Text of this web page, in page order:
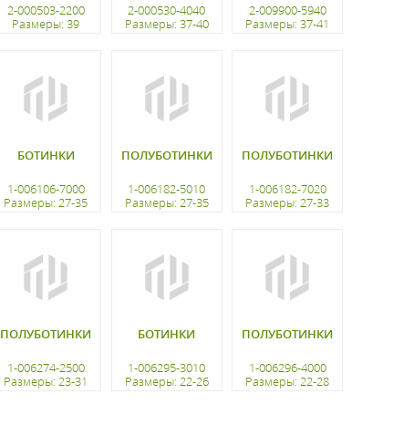
2-000503-2200
Размеры: 39
2-000530-4040
Размеры: 37-40
2-009900-5940
Размеры: 37-41
БОТИНКИ
1-006106-7000
Размеры: 27-35
ПОЛУБОТИНКИ
1-006182-5010
Размеры: 27-35
ПОЛУБОТИНКИ
1-006182-7020
Размеры: 27-33
ПОЛУБОТИНКИ
1-006274-2500
Размеры: 23-31
БОТИНКИ
1-006295-3010
Размеры: 22-26
ПОЛУБОТИНКИ
1-006296-4000
Размеры: 22-28